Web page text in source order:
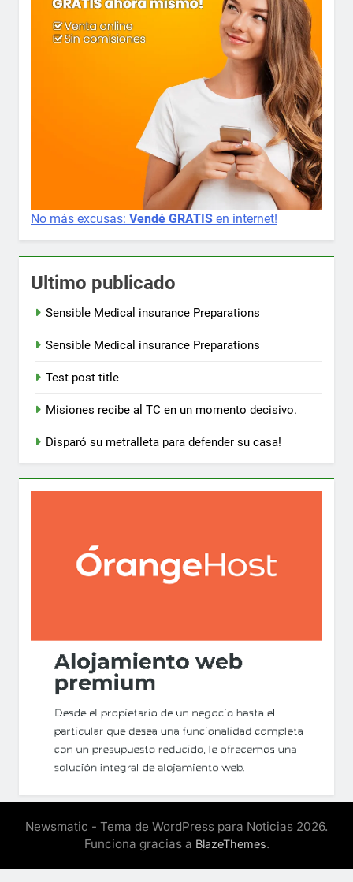
No más excusas: Vendé GRATIS en internet!
Ultimo publicado
Sensible Medical insurance Preparations
Sensible Medical insurance Preparations
Test post title
Misiones recibe al TC en un momento decisivo.
Disparó su metralleta para defender su casa!
Newsmatic - Tema de WordPress para Noticias 2026.
Funciona gracias a BlazeThemes.